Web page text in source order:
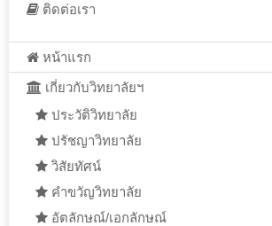
ติดต่อเรา
หน้าแรก
เกี่ยวกับวิทยาลัยฯ
ประวัติวิทยาลัย
ปรัชญาวิทยาลัย
วิสัยทัศน์
คำขวัญวิทยาลัย
อัตลักษณ์/เอกลักษณ์